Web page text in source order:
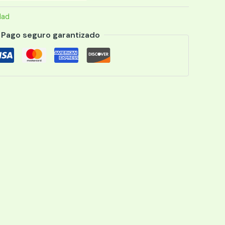
Pago seguro garantizado